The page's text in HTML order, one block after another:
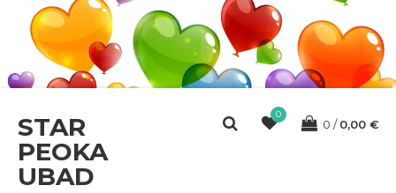
STAR
PEOKA
UBAD
0
0 0,00 €